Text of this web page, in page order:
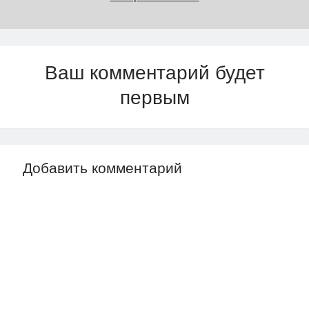
Ваш комментарий будет
первым
Добавить комментарий